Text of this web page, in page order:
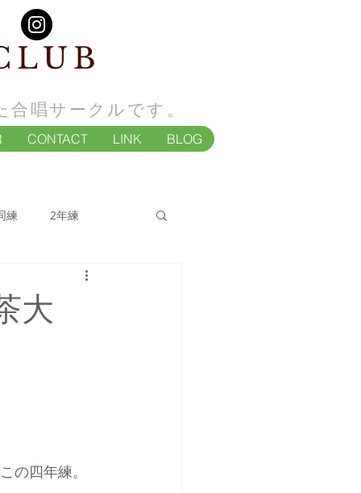
唱サークルです。
CONTACT LINK BLOG
練 2年練
大
の四年練。